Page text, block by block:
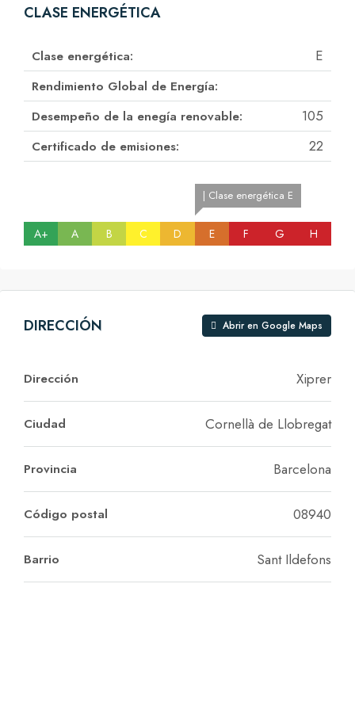
CLASE ENERGÉTICA
Clase energética: E
Rendimiento Global de Energía:
Desempeño de la enegía renovable:
105
Certificado de emisiones: 22
A+ A B C D
| Clase energética E
E F G H
DIRECCIÓN Abrir en Google Maps
Dirección Xiprer
Ciudad Cornellà de Llobregat
Provincia Barcelona
Código postal 08940
Barrio Sant Ildefons